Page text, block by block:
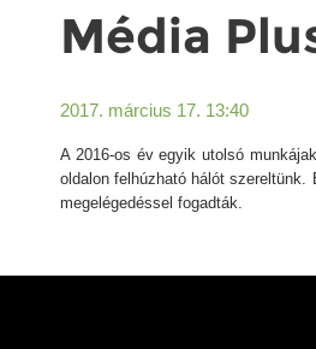
Média
2017. március 17. 13:40
A 2016-os év egyik utolsó
oldalon felhúzható hálót
megelégedéssel fogadták.